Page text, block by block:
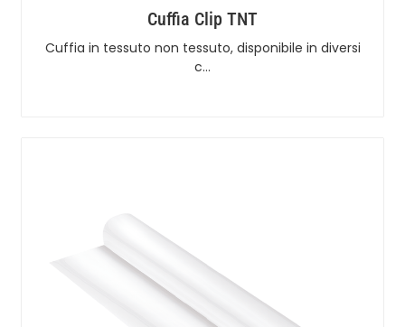
Cuffia Clip TNT
Cuffia in tessuto non tessuto, disponibile in diversi
c…